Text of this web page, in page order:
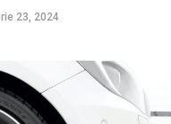
23, 2024